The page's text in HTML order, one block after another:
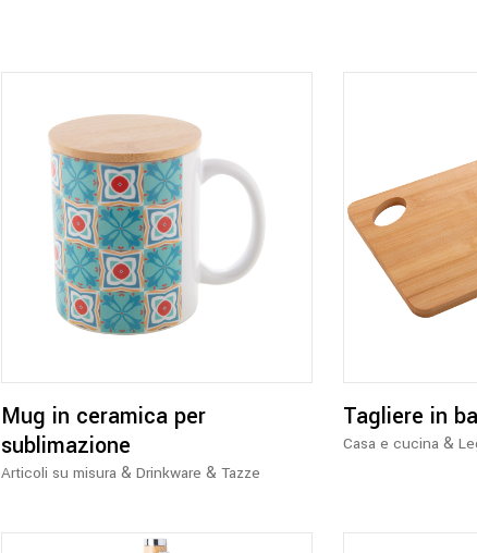
Mug in ceramica per
sublimazione
Articoli su misura &Drinkware &Tazze
Tagliere in
Casa e cucina &